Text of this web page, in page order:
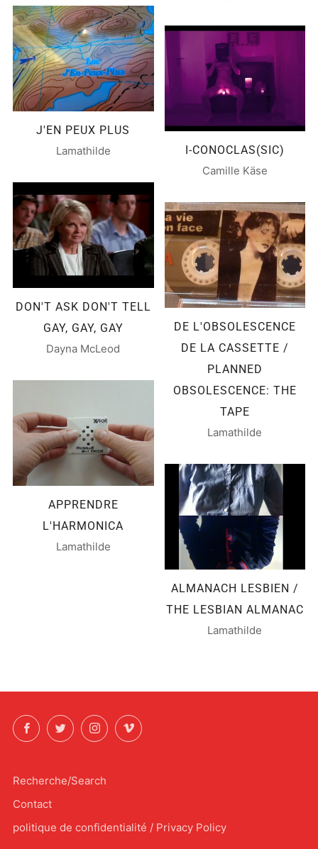
J'EN PEUX PLUS
Lamathilde
I-CONOCLAS(SIC)
Camille Käse
DON'T ASK DON'T TELL
GAY, GAY, GAY
Dayna McLeod
DE L'OBSOLESCENCE
DE LA CASSETTE /
PLANNED
OBSOLESCENCE: THE
TAPE
Lamathilde
APPRENDRE
L'HARMONICA
Lamathilde
ALMANACH LESBIEN /
THE LESBIAN ALMANAC
Lamathilde
FacebookTwitterInstagramVimeo
Recherche/Search
Contact
politique de confidentialité / Privacy Policy